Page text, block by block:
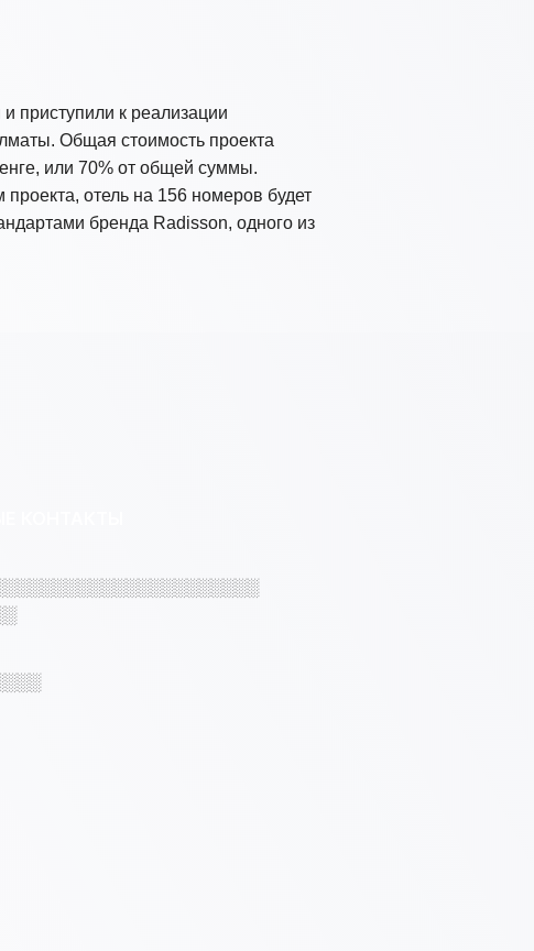
приступили к реализации
Общая стоимость проекта
или 70% от общей суммы.
отель на 156 номеров будет
бренда Radisson, одного из